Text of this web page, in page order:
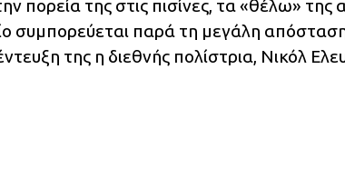
πορεία της στις πισίνες, τα «θέλω»
συμπορεύεται παρά τη μεγάλη
της η διεθνής πολίστρια, Νικόλ